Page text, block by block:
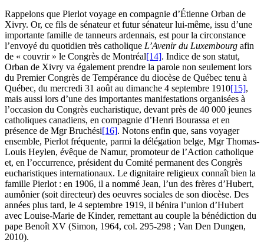
Rappelons que Pierlot voyage en compagnie d’Étienne Orban de
Xivry. Or, ce fils de sénateur et futur sénateur lui-même, issu d’une
importante famille de tanneurs ardennais, est pour la circonstance
l’envoyé du quotidien très catholique L’Avenir du Luxembourg afin
de « couvrir » le Congrès de Montréal[14]. Indice de son statut,
Orban de Xivry va également prendre la parole non seulement lors
du Premier Congrès de Tempérance du diocèse de Québec tenu à
Québec, du mercredi 31 août au dimanche 4 septembre 1910[15],
mais aussi lors d’une des importantes manifestations organisées à
l’occasion du Congrès eucharistique, devant près de 40 000 jeunes
catholiques canadiens, en compagnie d’Henri Bourassa et en
présence de Mgr Bruchési[16]. Notons enfin que, sans voyager
ensemble, Pierlot fréquente, parmi la délégation belge, Mgr Thomas-
Louis Heylen, évêque de Namur, promoteur de l’Action catholique
et, en l’occurrence, président du Comité permanent des Congrès
eucharistiques internationaux. Le dignitaire religieux connaît bien la
famille Pierlot : en 1906, il a nommé Jean, l’un des frères d’Hubert,
aumônier (soit directeur) des oeuvres sociales de son diocèse. Des
années plus tard, le 4 septembre 1919, il bénira l’union d’Hubert
avec Louise-Marie de Kinder, remettant au couple la bénédiction du
pape Benoît XV (Simon, 1964, col. 295-298 ; Van Den Dungen,
2010).